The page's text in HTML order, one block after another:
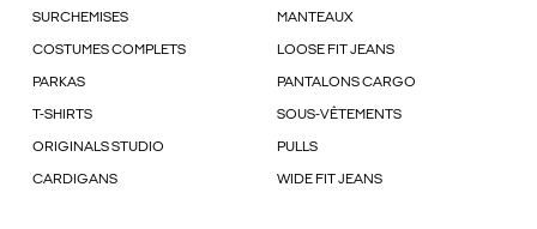
SURCHEMISES MANTEAUX
COSTUMES COMPLETS LOOSE FIT JEANS
PARKAS PANTALONS CARGO
T-SHIRTS SOUS-VÊTEMENTS
ORIGINALS STUDIO PULLS
CARDIGANS WIDE FIT JEANS